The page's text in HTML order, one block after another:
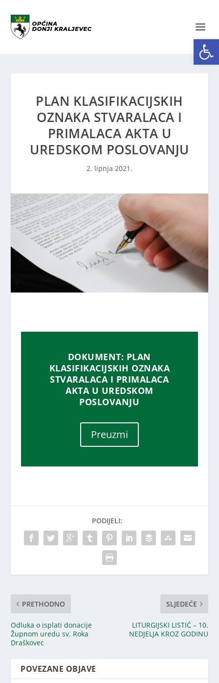
Open toolbar
PLAN KLASIFIKACIJSKIH
OZNAKA STVARALACA I
PRIMALACA AKTA U
UREDSKOM POSLOVANJU
2. lipnja 2021.
DOKUMENT: PLAN
KLASIFIKACIJSKIH OZNAKA
STVARALACA I PRIMALACA
AKTA U UREDSKOM
POSLOVANJU
Preuzmi
PODIJELI:
PRETHODNO
Odluka o isplati donacije
Župnom uredu sv. Roka
Draškovec
SLJEDEĆE
LITURGIJSKI LISTIĆ – 10.
NEDJELJA KROZ GODINU
POVEZANE OBJAVE